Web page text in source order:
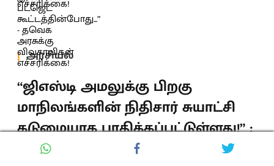
அரசியல்
“ஜிஎஸ்டி அமலுக்கு பிறகு
மாநிலங்களின் நிதிசார் சுயாட்சி
கடுமையாக பாதிக்கப்பட்டுள்ளது!” :
தங்கம் தென்னரசு!